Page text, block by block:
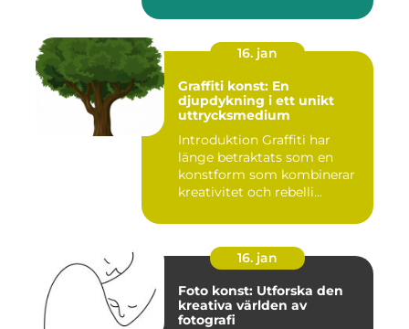
16. jan
Graffiti konst: En
djupdykning i ett unikt
uttrycksmedium
Introduktion Graffiti har
länge betraktats som en
konstform som kombinerar
kreativitet och rebelli...
16. jan
Foto konst: Utforska den
kreativa världen av
fotografi